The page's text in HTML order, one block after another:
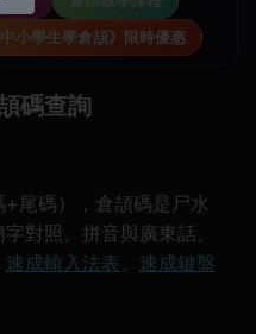
中小學生學倉頡》限時優惠
碼查詢
+尾碼），倉頡碼是尸水
對照、拼音與廣東話、
速成輸入法表、 速成鍵盤